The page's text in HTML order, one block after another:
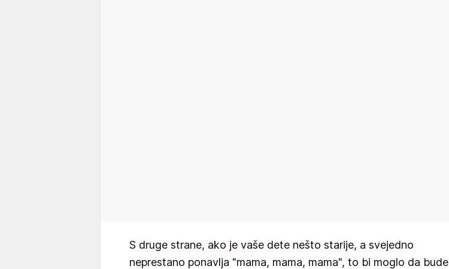
S druge strane, ako je vaše dete nešto starije, a svejedno
neprestano ponavlja "mama, mama, mama", to bi moglo da bude